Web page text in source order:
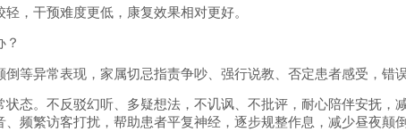
干预难度更低，康复效果相对更好。
异常表现，家属切忌指责争吵、强行说教、否定患者感受，错
。不反驳幻听、多疑想法，不讥讽、不批评，耐心陪伴安抚，
频繁访客打扰，帮助患者平复神经，逐步规整作息，减少昼夜颠倒